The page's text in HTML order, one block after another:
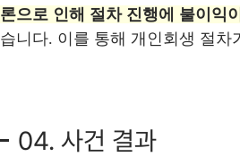
론으로 인해 절차 진행에 불이익
습니다. 이를 통해 개인회생 절
04. 사건 결과